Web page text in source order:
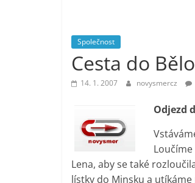
Společnost
Cesta do
14. 1. 2007 novysmercz
Odjezd
Loučíme
Lena, aby se také
lístky do Minsku a